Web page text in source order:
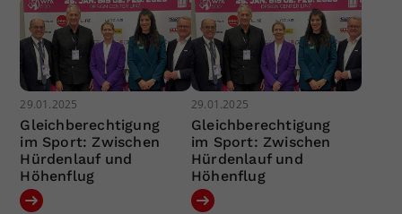
29.01.2025
Gleichberechtigung
im Sport: Zwischen
Hürdenlauf und
Höhenflug
29.01.2025
Gleichberechtigung
im Sport: Zwischen
Hürdenlauf und
Höhenflug